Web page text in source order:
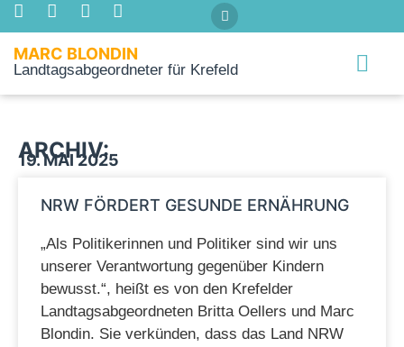
MARC BLONDIN
Landtagsabgeordneter für Krefeld
ARCHIV:
19. MAI 2025
NRW FÖRDERT GESUNDE ERNÄHRUNG
„Als Politikerinnen und Politiker sind wir uns
unserer Verantwortung gegenüber Kindern
bewusst.“, heißt es von den Krefelder
Landtagsabgeordneten Britta Oellers und Marc
Blondin. Sie verkünden, dass das Land NRW